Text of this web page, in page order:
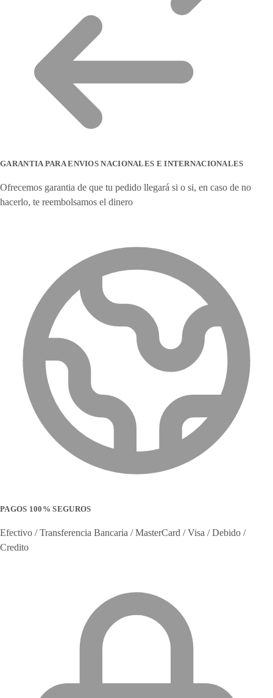
GARANTIA PARA ENVIOS NACIONALES E INTERNACIONALES
Ofrecemos garantia de que tu pedido llegará si o si, en caso de no
hacerlo, te reembolsamos el dinero
PAGOS 100% SEGUROS
Efectivo / Transferencia Bancaria / MasterCard / Visa / Debido /
Credito